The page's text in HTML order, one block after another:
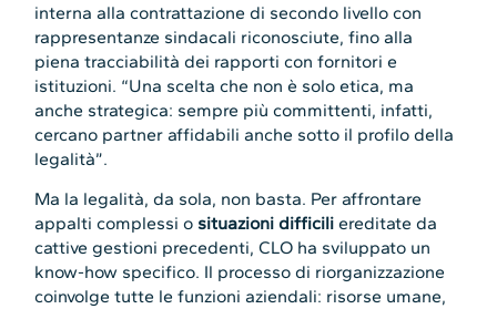
interna alla contrattazione di secondo livello con
rappresentanze sindacali riconosciute, fino alla
piena tracciabilità dei rapporti con fornitori e
istituzioni. “Una scelta che non è solo etica, ma
anche strategica: sempre più committenti, infatti,
cercano partner affidabili anche sotto il profilo della
legalità”.
Ma la legalità, da sola, non basta. Per affrontare
appalti complessi o situazioni difficili ereditate da
cattive gestioni precedenti, CLO ha sviluppato un
know-how specifico. Il processo di riorganizzazione
coinvolge tutte le funzioni aziendali: risorse umane,